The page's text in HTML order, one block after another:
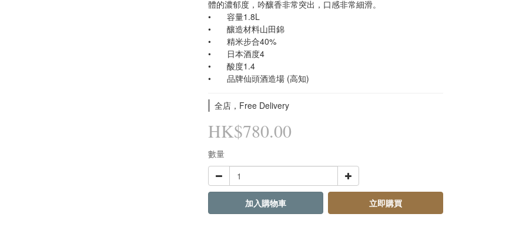
體的濃郁度，吟釀香非常突出，口感非常細滑。
•	容量1.8L
•	釀造材料山田錦
•	精米步合40%
•	日本酒度4
•	酸度1.4
•	品牌仙頭酒造場 (高知)
全店，Free Delivery
HK$780.00
數量
加入購物車 立即購買